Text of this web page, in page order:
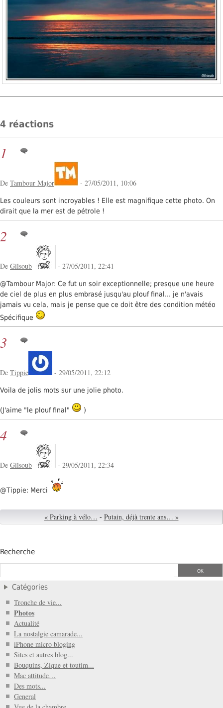
4 réactions
1
De Tambour Major - 27/05/2011, 10:06
Les couleurs sont incroyables ! Elle est magnifique cette photo. On
dirait que la mer est de pétrole !
2
De Gilsoub - 27/05/2011, 22:41
@Tambour Major: Ce fut un soir exceptionnelle; presque une heure
de ciel de plus en plus embrasé jusqu'au plouf final... je n'avais
jamais vu cela, mais je pense que ce doit être des condition météo
Spécifique
3
De Tippie - 29/05/2011, 22:12
Voila de jolis mots sur une jolie photo.
(J'aime "le plouf final" )
4
De Gilsoub - 29/05/2011, 22:34
@Tippie: Merci
« Parking à vélo… - Putain, déjà trente ans… »
Recherche
Catégories
Tronche de vie...
Photos
Actualité
La nostalgie camarade...
iPhone micro bloging
Sites et autres blog...
Bouquins, Zique et toutim...
Mac attitude…
Des mots...
General